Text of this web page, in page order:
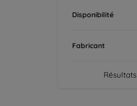
Disponibilité
Fabricant
Résultats